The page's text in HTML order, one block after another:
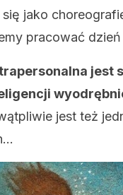
jako
pracować dzień
jest
jest też